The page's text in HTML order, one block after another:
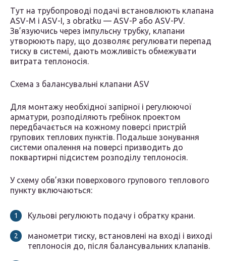
Тут на трубопроводі подачі встановлюють клапана
ASV-M і ASV-I, з obratku — ASV-P або ASV-PV.
Зв’язуючись через імпульсну трубку, клапани
утворюють пару, що дозволяє регулювати перепад
тиску в системі, дають можливість обмежувати
витрата теплоносія.
Схема з балансувальні клапани ASV
Для монтажу необхідної запірної і регулюючої
арматури, розподіляють гребінок проектом
передбачається на кожному поверсі пристрій
групових теплових пунктів. Подальше зонування
системи опалення на поверсі призводить до
поквартирні підсистем розподілу теплоносія.
У схему обв’язки поверхового групового теплового
пункту включаються:
Кульові регулюють подачу і обратку крани.
манометри тиску, встановлені на вході і виході
теплоносія до, після балансувальних клапанів.